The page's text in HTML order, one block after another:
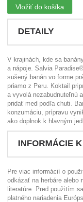
Vložiť do košíka
DETAILY
V krajinách, kde sa
a nápoje. Salvia
sušený banán vo forme
priamo z Peru. Koktail
a vyvolá nezabudnuteľnú
pridať med podľa chuti.
konzumáciu, prípravu
ako doplnok k hlavným
INFORMÁCIE
Pre viac informácií o
odkázať na herbáre alebo
literatúre. Pred použitím
platného nariadenia